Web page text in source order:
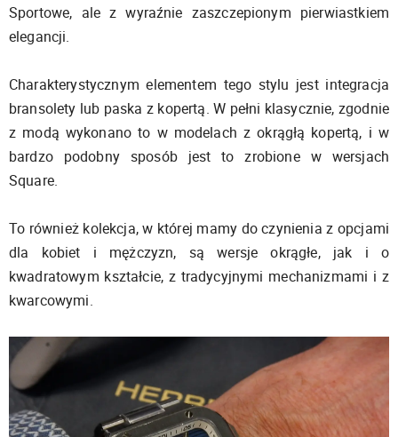
Sportowe, ale z wyraźnie zaszczepionym pierwiastkiem
elegancji.
Charakterystycznym elementem tego stylu jest integracja
bransolety lub paska z kopertą. W pełni klasycznie, zgodnie
z modą wykonano to w modelach z okrągłą kopertą, i w
bardzo podobny sposób jest to zrobione w wersjach
Square.
To również kolekcja, w której mamy do czynienia z opcjami
dla kobiet i mężczyzn, są wersje okrągłe, jak i o
kwadratowym kształcie, z tradycyjnymi mechanizmami i z
kwarcowymi.